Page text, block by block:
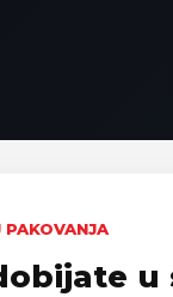
PAKOVANJA
u